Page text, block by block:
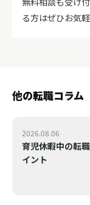
る方はぜひお気
他の転職コラム
2026.08.06
育児休暇中の転
イント